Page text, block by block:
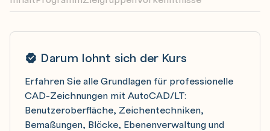
Darum lohnt sich der Kurs
Erfahren Sie alle Grundlagen für professionelle
CAD-Zeichnungen mit AutoCAD/LT:
Benutzeroberfläche, Zeichentechniken,
Bemaßungen, Blöcke, Ebenenverwaltung und